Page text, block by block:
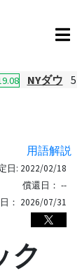
NYダウ
用語解説
日: 2022/02/18
償還日： --
： 2026/07/31
ク